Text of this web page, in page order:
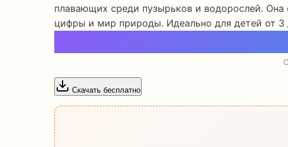
плавающих среди пузырьков и водорослей.
цифры и мир природы. Идеально для детей от 3
Скачать бесплатно